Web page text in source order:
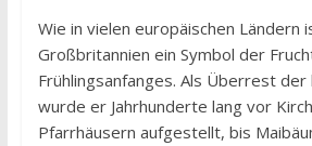
Wie in vielen europäischen Ländern
Großbritannien ein Symbol der
Frühlingsanfanges. Als Überrest der
wurde er Jahrhunderte lang vor
Pfarrhäusern aufgestellt, bis